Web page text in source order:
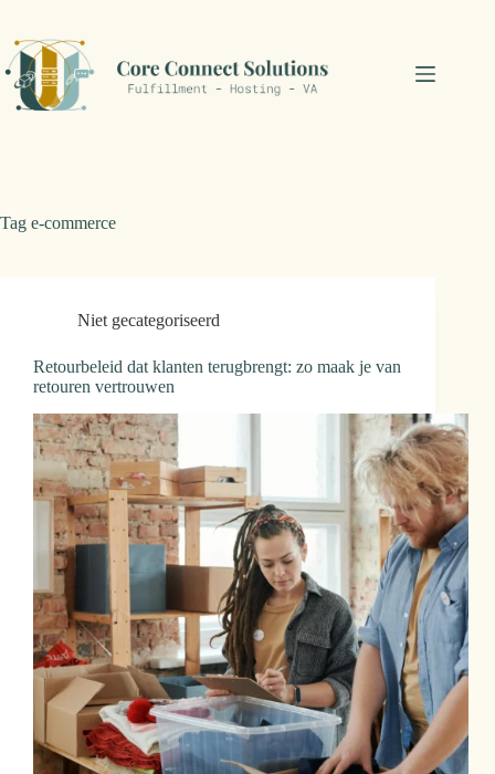
de
inhoud
Tag e-commerce
Niet gecategoriseerd
Retourbeleid dat klanten terugbrengt: zo maak je van
retouren vertrouwen